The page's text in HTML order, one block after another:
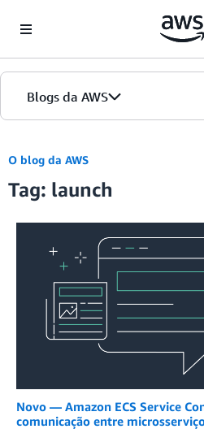
Blogs da AWS
Página inicial
Edições
O blog da AWS
Tag: launch
Novo — Amazon ECS Service
comunicação entre